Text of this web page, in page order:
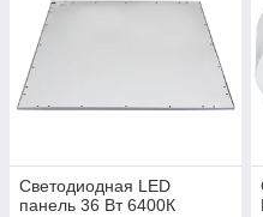
Светодиодная LED
панель 36 Вт 6400К